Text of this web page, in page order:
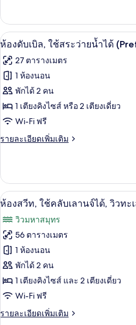
นจ์
ได้,
วิว
ทะเล
(Preferred
Club)
เกี่ยว
กับ
ห้อง
ใช้
คลับ
นจ์
ได้,
วิว
ทะเล
(Preferred
เปิด
ภาพถ่าย
ทั้งหมด
ของ
ห้อง
ดับเบิล,
ใช้
ว่าย
น้ำ
ได้
(Preferred
Club)
4
ห้องดับเบิล, ใช้สระว่ายน้ำได้
27 ตารางเมตร
1 ห้องนอน
พักได้ 2 คน
1 เตียงคิงไซส์ หรือ 2 เตียงเดี่ยว
Wi-Fi ฟรี
รายละเอียดเพิ่มเติม
ราย
เกี่ยว
กับ
ห้อง
ใช้
สระ
ว่าย
น้ำ
ได้
(Preferred
Club)
เปิด
ภาพถ่าย
ทั้งหมด
ของ
ห้อง
สวีท,
ใช้
คลับ
12
ห้องสวีท, ใช้คลับเลานจ์ได้, วิวทะ
วิวมหาสมุทร
56 ตารางเมตร
1 ห้องนอน
พักได้ 2 คน
1 เตียงคิงไซส์ และ 2 เตียงเดี่ยว
Wi-Fi ฟรี
รายละเอียดเพิ่มเติม
ราย